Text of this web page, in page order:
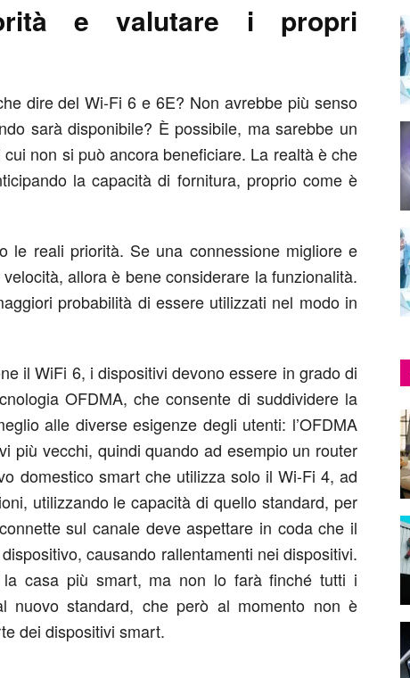
e valutare i propri
dire del Wi-Fi 6 e 6E? Non avrebbe più senso
sarà disponibile? È possibile, ma sarebbe un
non si può ancora beneficiare. La realtà è che
la capacità di fornitura, proprio come è
le reali priorità. Se una connessione migliore e
allora è bene considerare la funzionalità.
probabilità di essere utilizzati nel modo in
il WiFi 6, i dispositivi devono essere in grado di
OFDMA, che consente di suddividere la
alle diverse esigenze degli utenti: l’OFDMA
più vecchi, quindi quando ad esempio un router
domestico smart che utilizza solo il Wi-Fi 4, ad
utilizzando le capacità di quello standard, per
sul canale deve aspettare in coda che il
causando rallentamenti nei dispositivi.
casa più smart, ma non lo farà finché tutti i
nuovo standard, che però al momento non è
dei dispositivi smart.